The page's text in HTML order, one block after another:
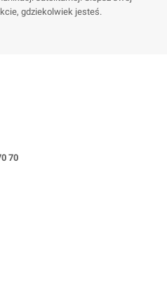
gdziekolwiek jesteś.
70